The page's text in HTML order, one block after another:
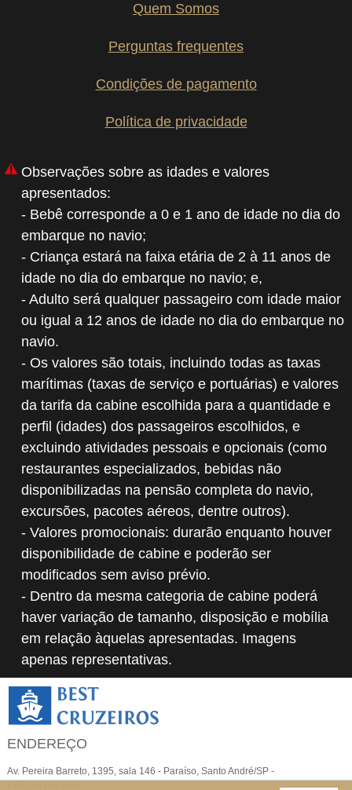
Quem Somos
Perguntas frequentes
Condições de pagamento
Política de privacidade
Observações sobre as idades e valores
apresentados:
- Bebê corresponde a 0 e 1 ano de idade no dia do
embarque no navio;
- Criança estará na faixa etária de 2 à 11 anos de
idade no dia do embarque no navio; e,
- Adulto será qualquer passageiro com idade maior
ou igual a 12 anos de idade no dia do embarque no
navio.
- Os valores são totais, incluindo todas as taxas
marítimas (taxas de serviço e portuárias) e valores
da tarifa da cabine escolhida para a quantidade e
perfil (idades) dos passageiros escolhidos, e
excluindo atividades pessoais e opcionais (como
restaurantes especializados, bebidas não
disponibilizadas na pensão completa do navio,
excursões, pacotes aéreos, dentre outros).
- Valores promocionais: durarão enquanto houver
disponibilidade de cabine e poderão ser
modificados sem aviso prévio.
- Dentro da mesma categoria de cabine poderá
haver variação de tamanho, disposição e mobília
em relação àquelas apresentadas. Imagens
apenas representativas.
ENDEREÇO
Av. Pereira Barreto, 1395, sala 146 - Paraíso, Santo André/SP -